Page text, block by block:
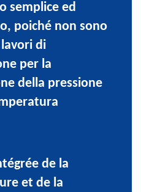
semplice ed
poiché non sono
di
per la
della pressione
de la
et de la